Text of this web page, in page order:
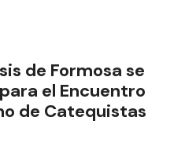
de Formosa se
el Encuentro
de Catequistas